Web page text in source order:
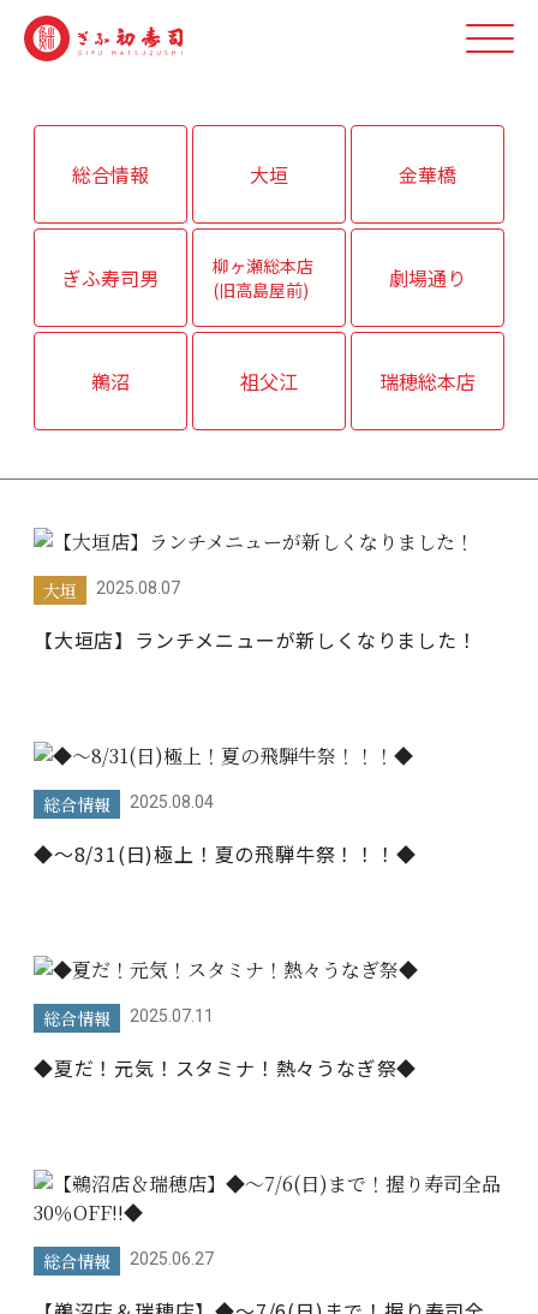
総合情報 大垣 金華橋
ぎふ寿司男
柳ヶ瀬総本店
(旧高島屋前)
劇場通り
鵜沼 祖父江 瑞穂総本店
大垣 2025.08.07
【大垣店】ランチメニューが新しくなりました！
総合情報 2025.08.04
◆～8/31(日)極上！夏の飛騨牛祭！！！◆
総合情報 2025.07.11
◆夏だ！元気！スタミナ！熱々うなぎ祭◆
総合情報 2025.06.27